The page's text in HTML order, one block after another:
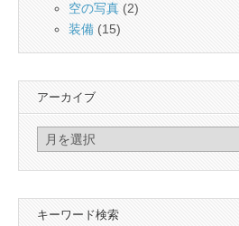
空の写真 (2)
装備 (15)
アーカイブ
イ
キーワード検索